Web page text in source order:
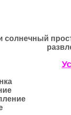
солнечный